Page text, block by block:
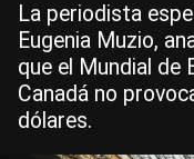
La periodista
Eugenia Muzio,
que el Mundial de
Canadá no
dólares.